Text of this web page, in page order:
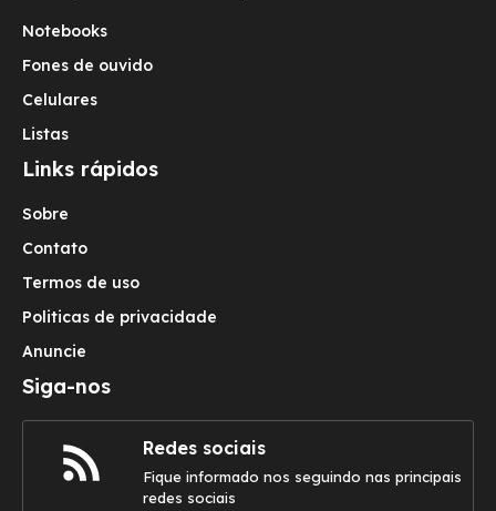
Notebooks
Fones de ouvido
Celulares
Listas
Links rápidos
Sobre
Contato
Termos de uso
Politicas de privacidade
Anuncie
Siga-nos
Redes sociais
Fique informado nos seguindo nas principais
redes sociais